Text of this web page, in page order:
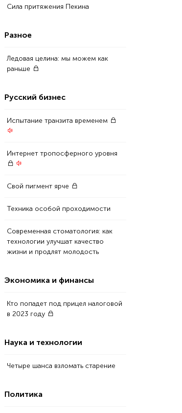
Сила притяжения Пекина
Разное
Ледовая целина: мы можем как
раньше
Русский бизнес
Испытание транзита временем
Интернет тропосферного уровня
Свой пигмент ярче
Техника особой проходимости
Современная стоматология: как
технологии улучшат качество
жизни и продлят молодость
Экономика и финансы
Кто попадет под прицел налоговой
в 2023 году
Наука и технологии
Четыре шанса взломать старение
Политика